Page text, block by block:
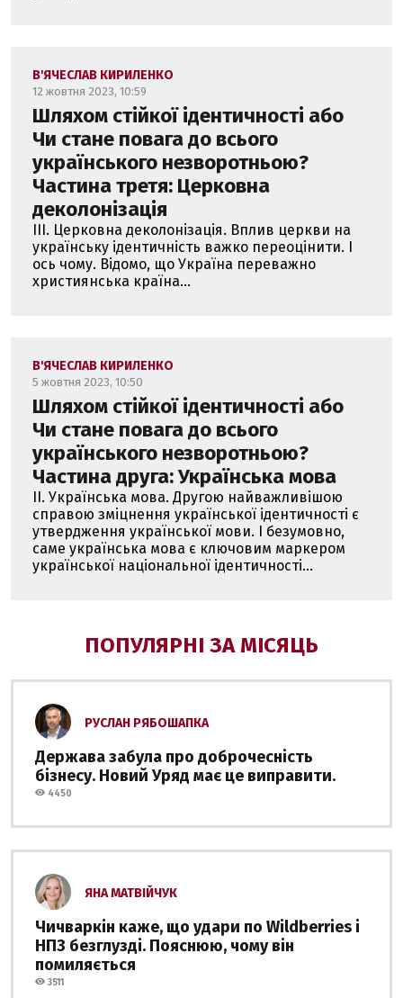
В'ЯЧЕСЛАВ КИРИЛЕНКО
12 жовтня 2023, 10:59
Шляхом стійкої ідентичності або
Чи стане повага до всього
українського незворотньою?
Частина третя: Церковна
деколонізація
ІІІ. Церковна деколонізація. Вплив церкви на
українську ідентичність важко переоцінити. І
ось чому. Відомо, що Україна переважно
християнська країна...
В'ЯЧЕСЛАВ КИРИЛЕНКО
5 жовтня 2023, 10:50
Шляхом стійкої ідентичності або
Чи стане повага до всього
українського незворотньою?
Частина друга: Українська мова
II. Українська мова. Другою найважливішою
справою зміцнення української ідентичності є
утвердження української мови. І безумовно,
саме українська мова є ключовим маркером
української національної ідентичності...
ПОПУЛЯРНІ ЗА МІСЯЦЬ
РУСЛАН РЯБОШАПКА
Держава забула про доброчесність
бізнесу. Новий Уряд має це виправити.
4450
ЯНА МАТВІЙЧУК
Чичваркін каже, що удари по Wildberries і
НПЗ безглузді. Пояснюю, чому він
помиляється
3511